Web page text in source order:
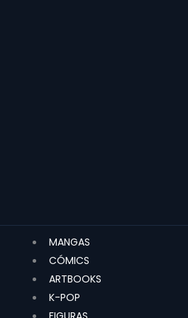
MANGAS
CÓMICS
ARTBOOKS
K-POP